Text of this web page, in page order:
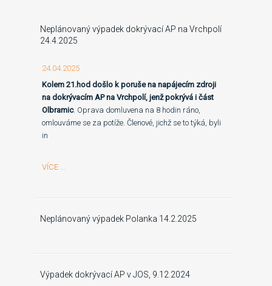
Neplánovaný výpadek dokrývací AP na Vrchpolí
24.4.2025
24.04.2025
Kolem 21.hod došlo k poruše na napájecím zdroji
na dokrývacím AP na Vrchpolí, jenž pokrývá i část
Olbramic. Oprava domluvena na 8 hodin ráno,
omlouváme se za potíže. Členové, jichž se to týká, byli
in
VÍCE ...
Neplánovaný výpadek Polanka 14.2.2025
Výpadek dokrývací AP v JOS, 9.12.2024